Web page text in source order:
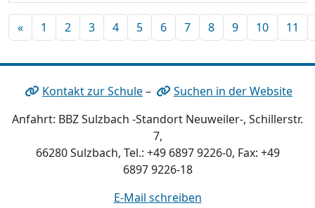
« 1 2 3 4 5 6 7 8 9 10 11
Kontakt zur Schule–
Suchen in der Website
Anfahrt: BBZ Sulzbach -Standort Neuweiler-, Schillerstr.
7,
66280 Sulzbach, Tel.: +49 6897 9226-0, Fax: +49
6897 9226-18
E-Mail schreiben